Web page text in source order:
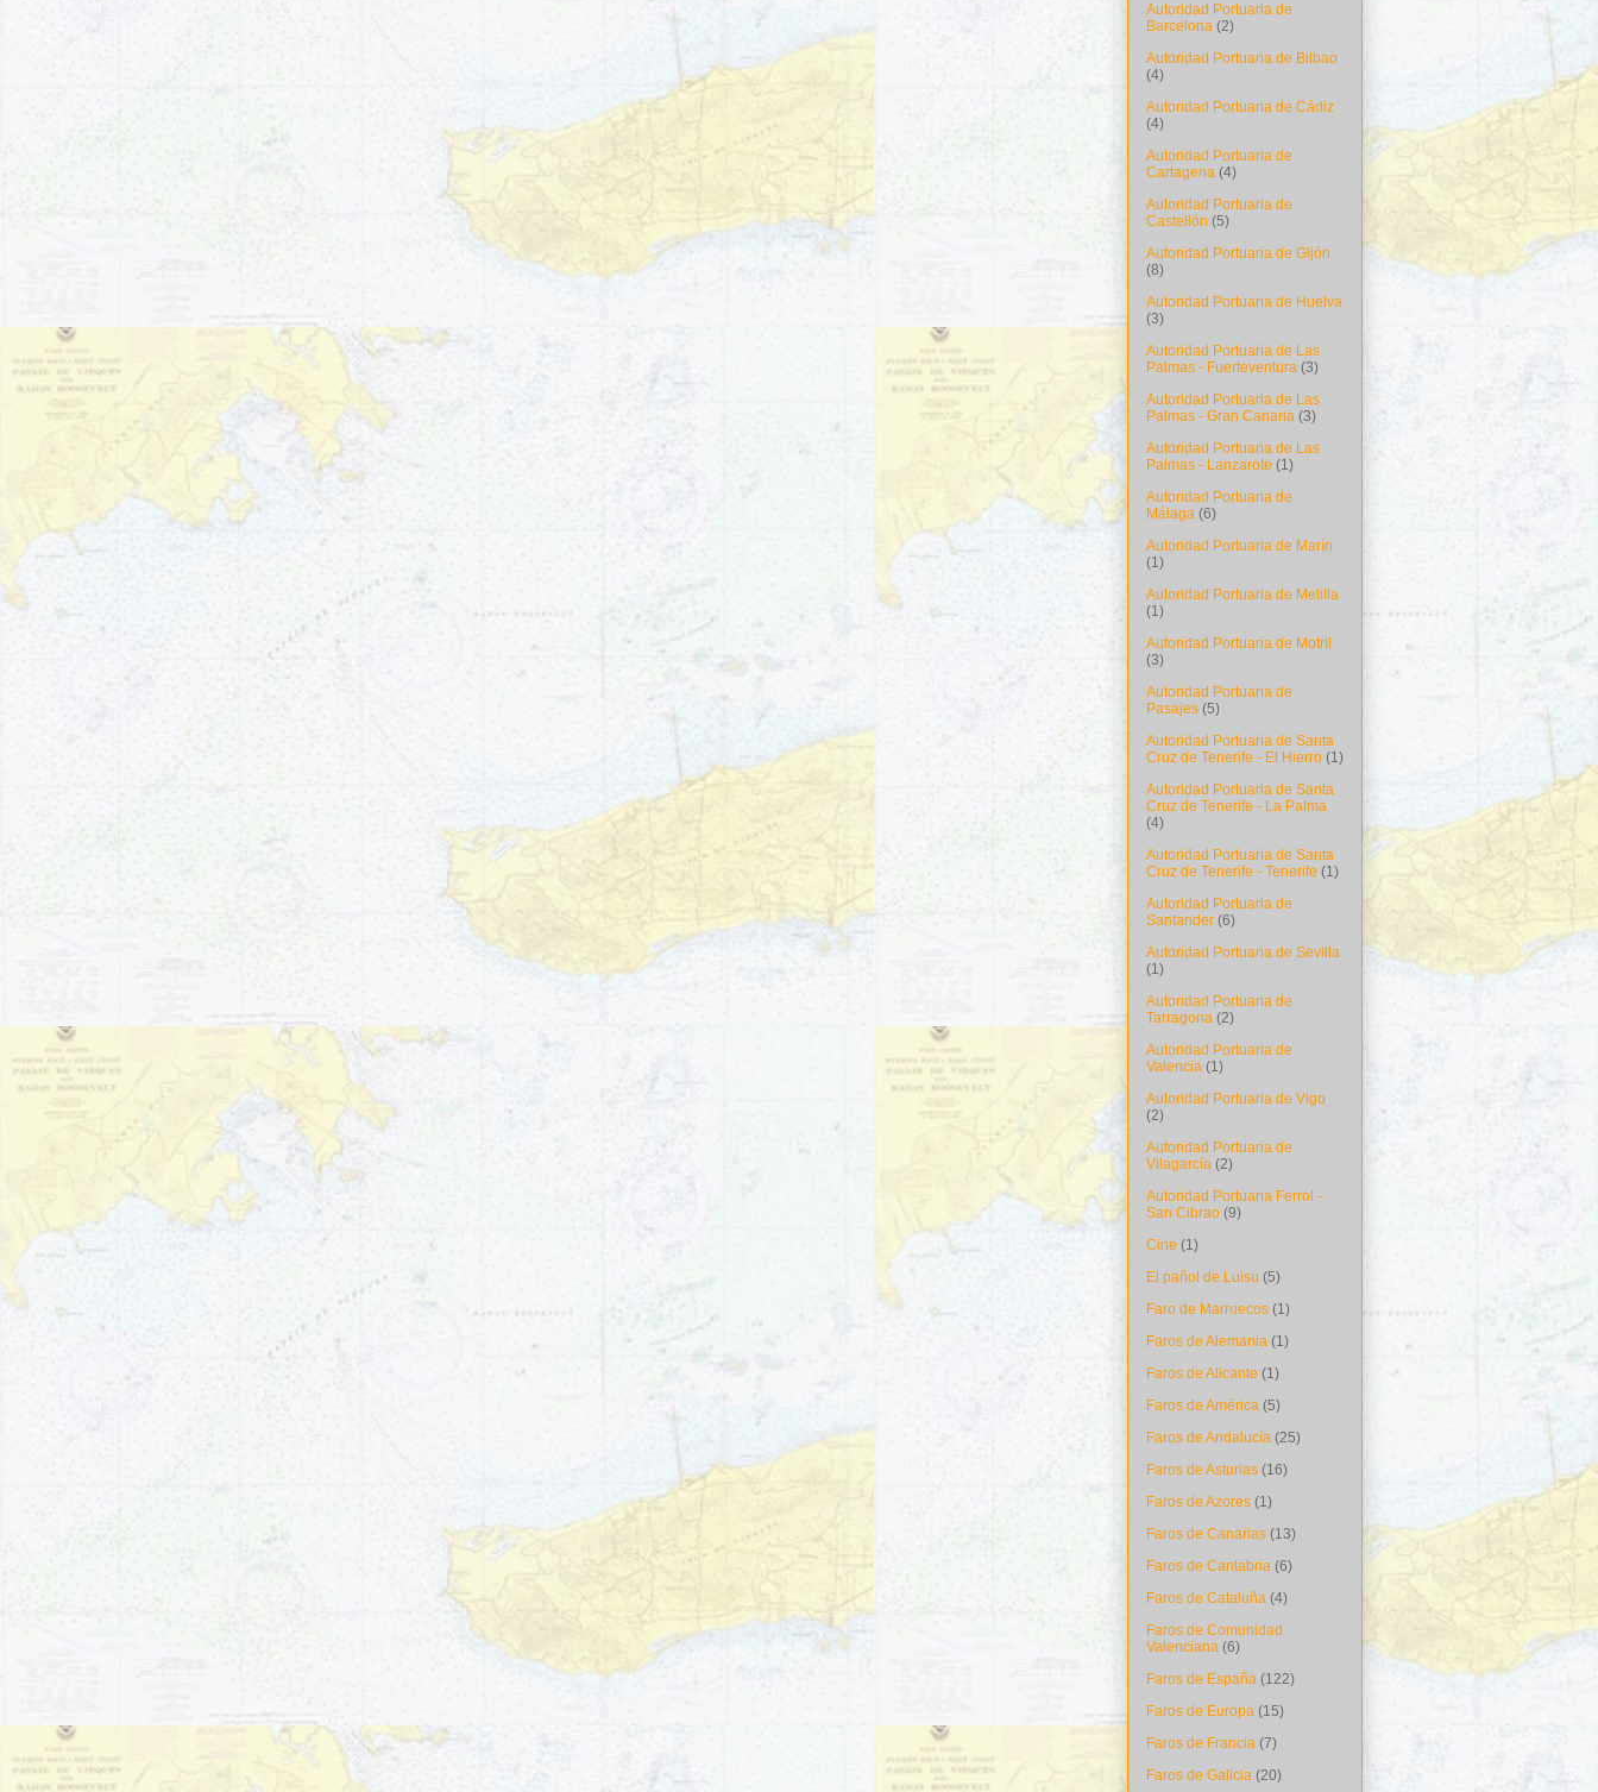
Autoridad Portuaria de
Barcelona (2)
Autoridad Portuaria de Bilbao
(4)
Autoridad Portuaria de Cádiz
(4)
Autoridad Portuaria de
Cartagena (4)
Autoridad Portuaria de
Castellón (5)
Autoridad Portuaria de Gijón
(8)
Autoridad Portuaria de Huelva
(3)
Autoridad Portuaria de Las
Palmas - Fuerteventura (3)
Autoridad Portuaria de Las
Palmas - Gran Canaria (3)
Autoridad Portuaria de Las
Palmas - Lanzarote (1)
Autoridad Portuaria de
Málaga (6)
Autoridad Portuaria de Marín
(1)
Autoridad Portuaria de Melilla
(1)
Autoridad Portuaria de Motril
(3)
Autoridad Portuaria de
Pasajes (5)
Autoridad Portuaria de Santa
Cruz de Tenerife - El Hierro (1)
Autoridad Portuaria de Santa
Cruz de Tenerife - La Palma
(4)
Autoridad Portuaria de Santa
Cruz de Tenerife - Tenerife (1)
Autoridad Portuaria de
Santander (6)
Autoridad Portuaria de Sevilla
(1)
Autoridad Portuaria de
Tarragona (2)
Autoridad Portuaria de
Valencia (1)
Autoridad Portuaria de Vigo
(2)
Autoridad Portuaria de
Vilagarcía (2)
Autoridad Portuaria Ferrol -
San Cibrao (9)
Cine (1)
El pañol de Luisu (5)
Faro de Marruecos (1)
Faros de Alemania (1)
Faros de Alicante (1)
Faros de América (5)
Faros de Andalucía (25)
Faros de Asturias (16)
Faros de Azores (1)
Faros de Canarias (13)
Faros de Cantabria (6)
Faros de Cataluña (4)
Faros de Comunidad
Valenciana (6)
Faros de España (122)
Faros de Europa (15)
Faros de Francia (7)
Faros de Galicia (20)